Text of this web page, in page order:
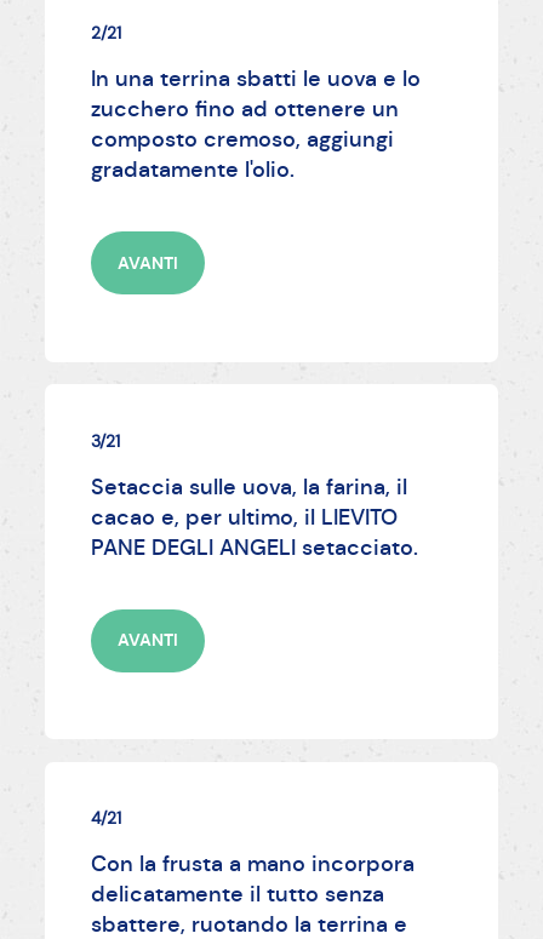
2/21
In una terrina sbatti le uova e lo
zucchero fino ad ottenere un
composto cremoso, aggiungi
gradatamente l'olio.
AVANTI
3/21
Setaccia sulle uova, la farina, il
cacao e, per ultimo, il LIEVITO
PANE DEGLI ANGELI setacciato.
AVANTI
4/21
Con la frusta a mano incorpora
delicatamente il tutto senza
sbattere, ruotando la terrina e